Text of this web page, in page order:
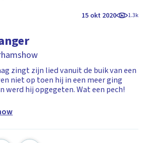
15 okt 2020 1.3k
zingt zijn lied vanuit de buik van een
niet op toen hij in een meer ging
werd hij opgegeten. Wat een pech!